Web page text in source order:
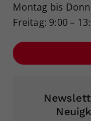
Montag bis
Freitag: 9:00 –